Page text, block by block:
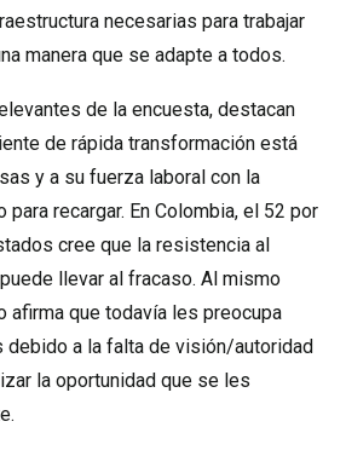
necesarias para trabajar
manera que se adapte a todos.
de la encuesta, destacan
de rápida transformación está
y a su fuerza laboral con la
recargar. En Colombia, el 52 por
cree que la resistencia al
llevar al fracaso. Al mismo
afirma que todavía les preocupa
debido a la falta de visión/autoridad
la oportunidad que se les